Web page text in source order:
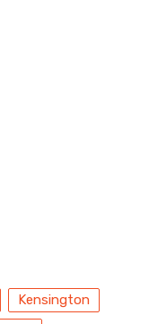
Kensington